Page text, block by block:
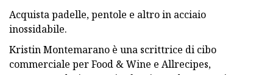
Acquista padelle, pentole e altro in acciaio
inossidabile.
Kristin Montemarano è una scrittrice di cibo
commerciale per Food & Wine e Allrecipes,